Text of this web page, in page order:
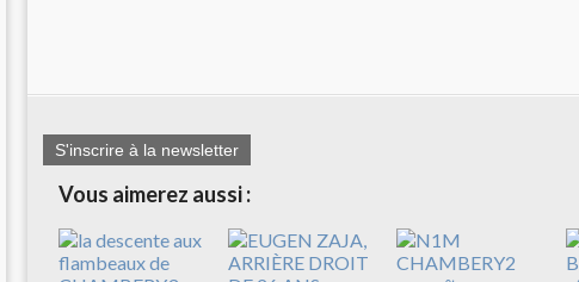
S'inscrire à la newsletter
Vous aimerez aussi :